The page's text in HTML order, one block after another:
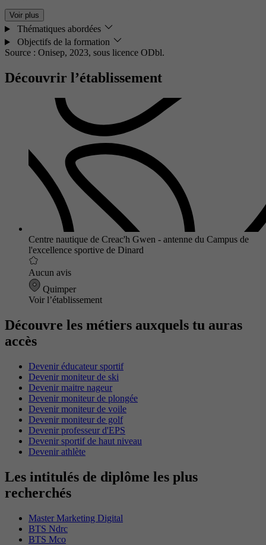
Voir plus
Thématiques abordées
Objectifs de la formation
Source : Onisep, 2023, sous licence ODbl.
Découvrir l’établissement
Centre nautique de Creac'h Gwen - antenne du Campus de
l'excellence sportive de Dinard
Aucun avis
Quimper
Voir l’établissement
Découvre les métiers auxquels tu auras
accès
Devenir éducateur sportif
Devenir moniteur de ski
Devenir maitre nageur
Devenir moniteur de plongée
Devenir moniteur de voile
Devenir moniteur de golf
Devenir professeur d'EPS
Devenir sportif de haut niveau
Devenir athlète
Les intitulés de diplôme les plus
recherchés
Master Marketing Digital
BTS Ndrc
BTS Mco